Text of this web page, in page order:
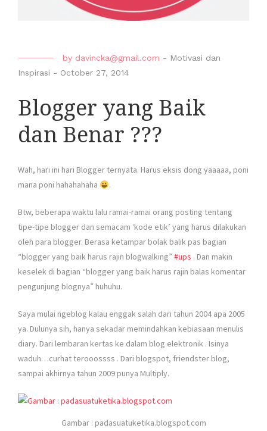
by davincka@gmail.com - Motivasi dan
Inspirasi - October 27, 2014
Blogger yang Baik
dan Benar ???
Wah, hari ini hari Blogger ternyata. Harus eksis dong yaaaaa, poni
mana poni hahahahaha
.
Btw, beberapa waktu lalu ramai-ramai orang posting tentang
tipe-tipe blogger dan semacam ‘kode etik’ yang harus dilakukan
oleh para blogger. Berasa ketampar bolak balik pas bagian
“blogger yang baik harus rajin blogwalking” ‪#‎ups‬ . Dan makin
keselek di bagian “blogger yang baik harus rajin balas komentar
pengunjung blognya” huhuhu.
Saya mulai ngeblog kalau enggak salah dari tahun 2004 apa 2005
ya. Dulunya sih, hanya sekadar memindahkan kebiasaan menulis
diary. Dari lembaran kertas ke dalam blog elektronik . Isinya
waduh…curhat terooossss . Dari blogspot, friendster blog,
sampai akhirnya tahun 2009 punya Multiply.
Gambar : padasuatuketika.blogspot.com